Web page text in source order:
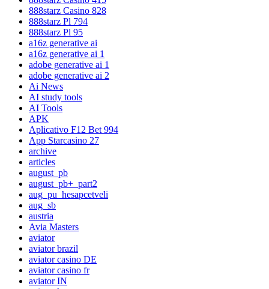
888starz Casino 828
888starz Pl 794
888starz Pl 95
a16z generative ai
a16z generative ai 1
adobe generative ai 1
adobe generative ai 2
Ai News
AI study tools
AI Tools
APK
Aplicativo F12 Bet 994
App Starcasino 27
archive
articles
august_pb
august_pb+_part2
aug_pu_hesapcetveli
aug_sb
austria
Avia Masters
aviator
aviator brazil
aviator casino DE
aviator casino fr
aviator IN